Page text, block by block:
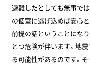
避難したとしても無事で
の個室に逃げ込めば安心
前提の話ということにな
とつ危険が伴います。地
る可能性があるのです。